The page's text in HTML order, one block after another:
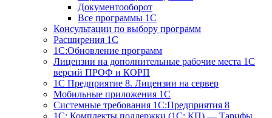
Документооборот
Все программы 1С
Консультации по выбору программ
Расширения 1С
1С:Обновление программ
Лицензии на дополнительные рабочие места 1С
версий ПРОФ и КОРП
1С Предприятие 8. Лицензии на сервер
Мобильные приложения 1С
Системные требования 1С:Предприятия 8
1С: Комплекты поддержки (1С: КП) — Тарифы